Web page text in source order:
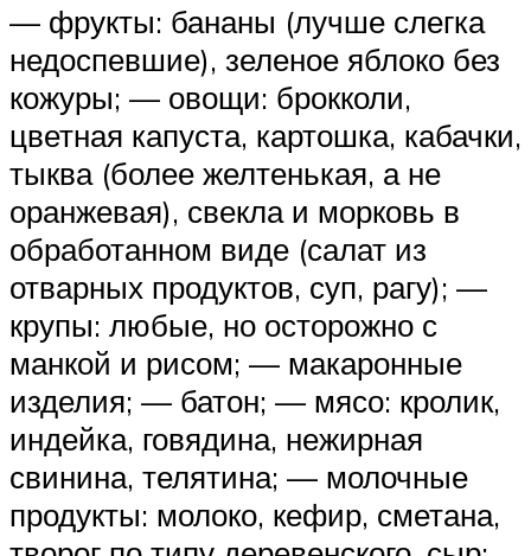
— фрукты: бананы (лучше слегка
недоспевшие), зеленое яблоко без
кожуры; — овощи: брокколи,
цветная капуста, картошка, кабачки,
тыква (более желтенькая, а не
оранжевая), свекла и морковь в
обработанном виде (салат из
отварных продуктов, суп, рагу); —
крупы: любые, но осторожно с
манкой и рисом; — макаронные
изделия; — батон; — мясо: кролик,
индейка, говядина, нежирная
свинина, телятина; — молочные
продукты: молоко, кефир, сметана,